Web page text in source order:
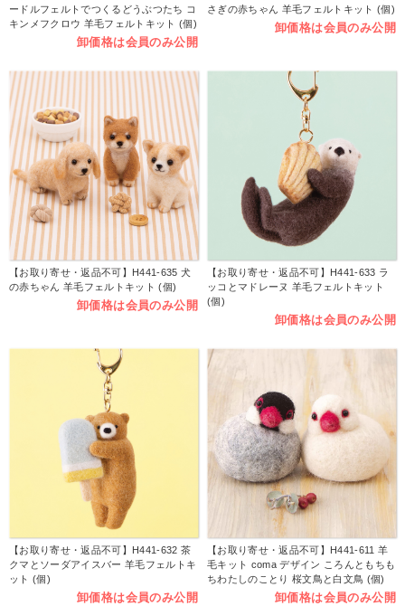
ードルフェルトでつくるどうぶつたち コ
キンメフクロウ 羊毛フェルトキット (個)
卸価格は会員のみ公開
さぎの赤ちゃん 羊毛フェルトキット (個)
卸価格は会員のみ公開
【お取り寄せ・返品不可】H441-635 犬
の赤ちゃん 羊毛フェルトキット (個)
卸価格は会員のみ公開
【お取り寄せ・返品不可】H441-633 ラ
ッコとマドレーヌ 羊毛フェルトキット
(個)
卸価格は会員のみ公開
【お取り寄せ・返品不可】H441-632 茶
クマとソーダアイスバー 羊毛フェルトキ
ット (個)
卸価格は会員のみ公開
【お取り寄せ・返品不可】H441-611 羊
毛キット coma デザイン ころんともちも
ちわたしのことり 桜文鳥と白文鳥 (個)
卸価格は会員のみ公開